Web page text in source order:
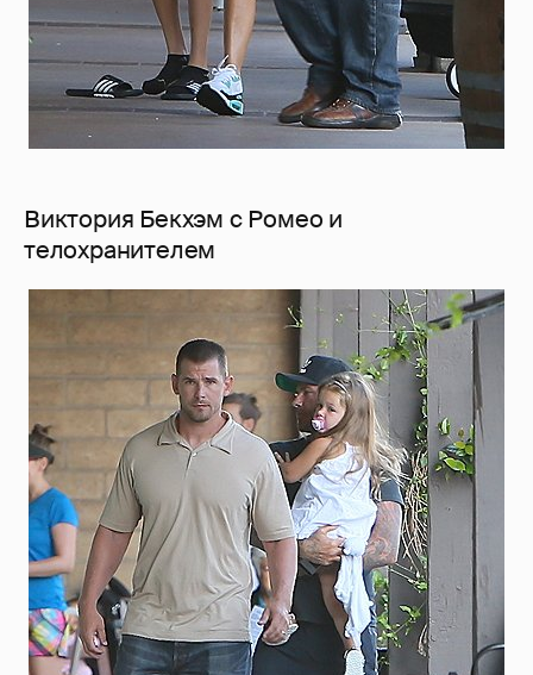
Виктория Бекхэм с Ромео и
телохранителем